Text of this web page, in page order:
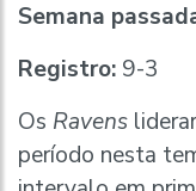
Semana
Registro: 9-3
Os Ravens
período nesta